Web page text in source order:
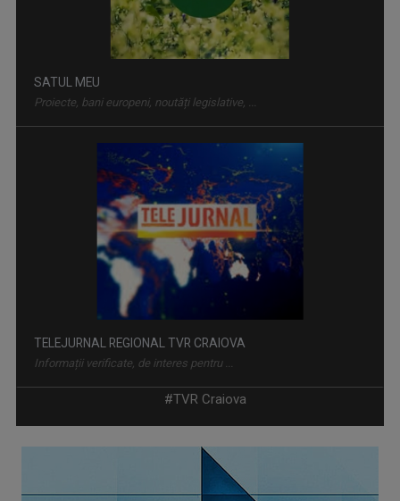
SATUL MEU
Proiecte, bani europeni, noutăți legislative, ...
TELEJURNAL REGIONAL TVR CRAIOVA
Informații verificate, de interes pentru ...
#TVR Craiova